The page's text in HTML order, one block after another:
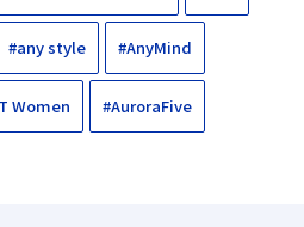
#any style #AnyMind
Women #AuroraFive